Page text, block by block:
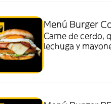
Menú Burger
Carne de cerdo,
lechuga y